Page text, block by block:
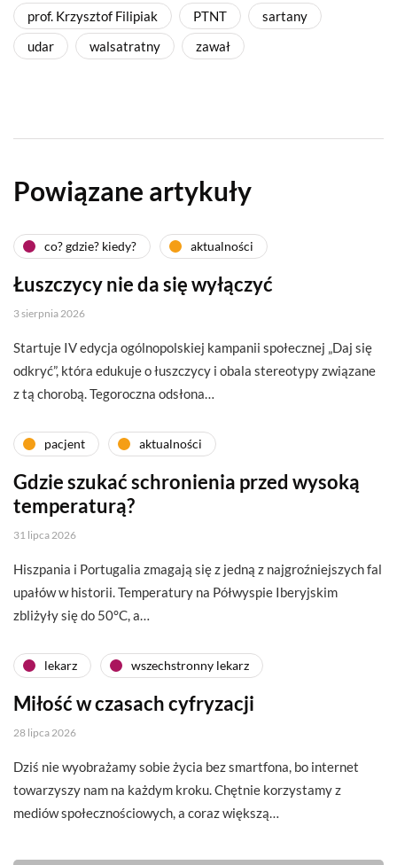
prof. Krzysztof Filipiak
PTNT
sartany
udar
walsatratny zawał
Powiązane artykuły
co? gdzie? kiedy? aktualności
Łuszczycy nie da się wyłączyć
3 sierpnia 2026
Startuje IV edycja ogólnopolskiej kampanii społecznej „Daj się
odkryć”, która edukuje o łuszczycy i obala stereotypy związane
z tą chorobą. Tegoroczna odsłona…
pacjent aktualności
Gdzie szukać schronienia przed wysoką
temperaturą?
31 lipca 2026
Hiszpania i Portugalia zmagają się z jedną z najgroźniejszych fal
upałów w historii. Temperatury na Półwyspie Iberyjskim
zbliżyły się do 50°C, a…
lekarz wszechstronny lekarz
Miłość w czasach cyfryzacji
28 lipca 2026
Dziś nie wyobrażamy sobie życia bez smartfona, bo internet
towarzyszy nam na każdym kroku. Chętnie korzystamy z
mediów społecznościowych, a coraz większą…